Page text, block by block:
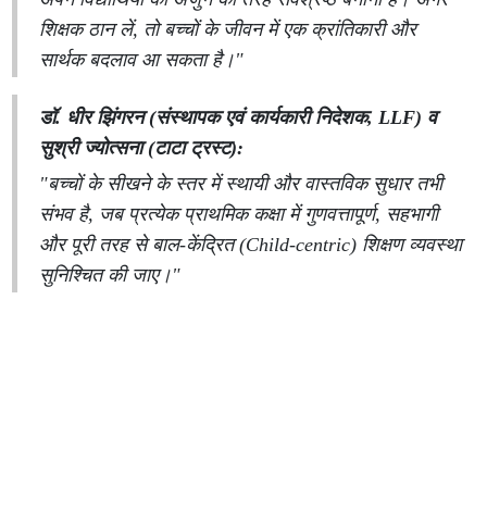
शिक्षक ठान लें, तो बच्चों के जीवन में एक क्रांतिकारी और
सार्थक बदलाव आ सकता है।"
डॉ. धीर झिंगरन (संस्थापक एवं कार्यकारी निदेशक, LLF) व
सुश्री ज्योत्सना (टाटा ट्रस्ट):
"बच्चों के सीखने के स्तर में स्थायी और वास्तविक सुधार तभी
संभव है, जब प्रत्येक प्राथमिक कक्षा में गुणवत्तापूर्ण, सहभागी
और पूरी तरह से बाल-केंद्रित (Child-centric) शिक्षण व्यवस्था
सुनिश्चित की जाए।"